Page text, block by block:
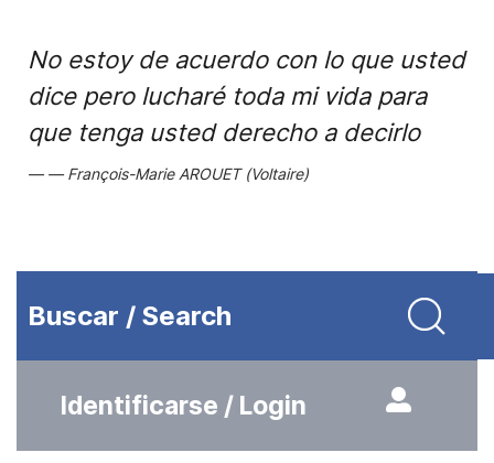
No estoy de acuerdo con lo que usted
dice pero lucharé toda mi vida para
que tenga usted derecho a decirlo
François-Marie AROUET (Voltaire)
Buscar / Search
Identificarse / Login